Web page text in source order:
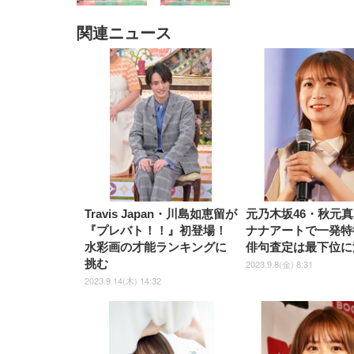
[EdoErgo] オフィスチェア 椅
子 テレワーク 疲れない 跳ね
上げ式アームレスト コンパク
ト 約105度ロッキング pc 事務
椅子 360度回転 座面昇降 強化
ナイロン樹脂ベース 通気性メ
ッシュ 在宅ワーク H-
WY01(黒網+黒枠+黒足)
￥5,699
SIHOO B100 オフィスチェア
／デスクチェア メッシュチェ
ア 人間工学 疲れない ブラッ
EIZO ビジネス向けプレミア
ムモニター | FlexScan
EV3240X-WT | 31.5型4K
UHD・USB Type-C・ホワイ
￥105,595
EIZO ビジネス向けプレミア
ムモニター | FlexScan
EV2740X-WT | 27.0型4K
UHD・USB Type-C・ホワイ
ト
￥109,572
【
ニ
ク
￥
Amazonベーシック ペットシ
ーツ 薄型 レギュラー 1回使い
捨て 無香料 ホワイト 300枚
￥3,373
Amazonベーシック ペットシ
ーツ 厚型 ワイド 42枚x2袋(84
枚) ホワイト(吸収面:ライトブ
関連ニュース
Travis Japan・川島如恵留が
『プレバト！！』初登場！
水彩画の才能ランキングに
挑む
2023.9.14(木) 14:32
元乃木坂46・秋元
ナナアートで一発
俳句査定は最下位
2023.9.8(金) 8:31